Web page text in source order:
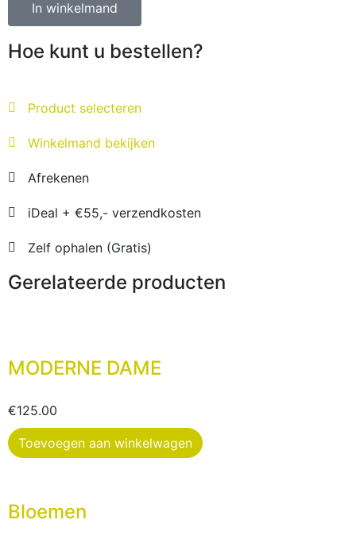
In winkelmand
Hoe kunt u bestellen?
Product selecteren
Winkelmand bekijken
Afrekenen
iDeal + €55,- verzendkosten
Zelf ophalen (Gratis)
Gerelateerde producten
MODERNE DAME
€125.00
Toevoegen aan winkelwagen
Bloemen